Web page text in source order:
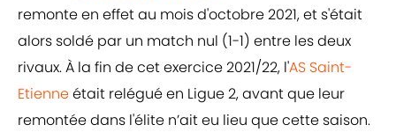
remonte en effet au mois d'octobre 2021, et s'était
alors soldé par un match nul (1-1) entre les deux
rivaux. À la fin de cet exercice 2021/22, l'AS Saint-
Etienneétait relégué en Ligue 2, avant que leur
remontée dans l'élite n’ait eu lieu que cette saison.